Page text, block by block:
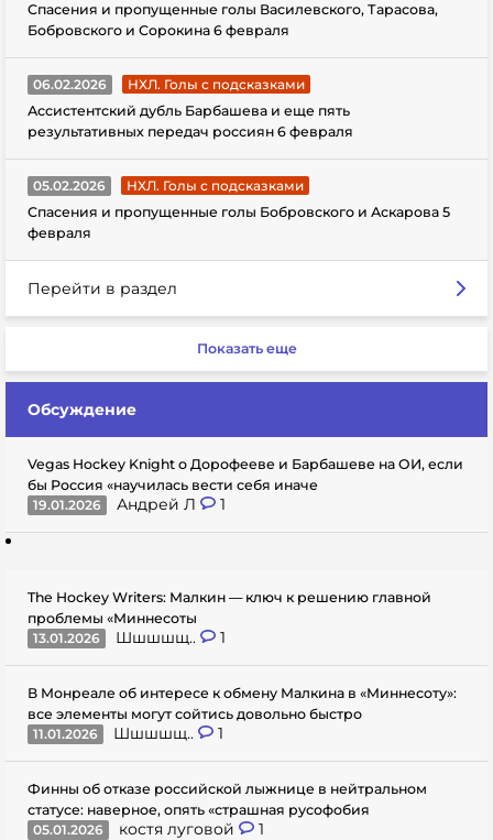
Спасения и пропущенные голы Василевского, Тарасова,
Бобровского и Сорокина 6 февраля
06.02.2026
НХЛ. Голы с подсказками
Ассистентский дубль Барбашева и еще пять
результативных передач россиян 6 февраля
05.02.2026
НХЛ. Голы с подсказками
Спасения и пропущенные голы Бобровского и Аскарова 5
февраля
Перейти в раздел
Показать еще
Обсуждение
Vegas Hockey Knight о Дорофееве и Барбашеве на ОИ, если
бы Россия «научилась вести себя иначе
19.01.2026
Андрей Л 1
The Hockey Writers: Малкин — ключ к решению главной
проблемы «Миннесоты
13.01.2026
Шшшшщ.. 1
В Монреале об интересе к обмену Малкина в «Миннесоту»:
все элементы могут сойтись довольно быстро
11.01.2026
Шшшшщ.. 1
Финны об отказе российской лыжнице в нейтральном
статусе: наверное, опять «страшная русофобия
05.01.2026
костя луговой 1